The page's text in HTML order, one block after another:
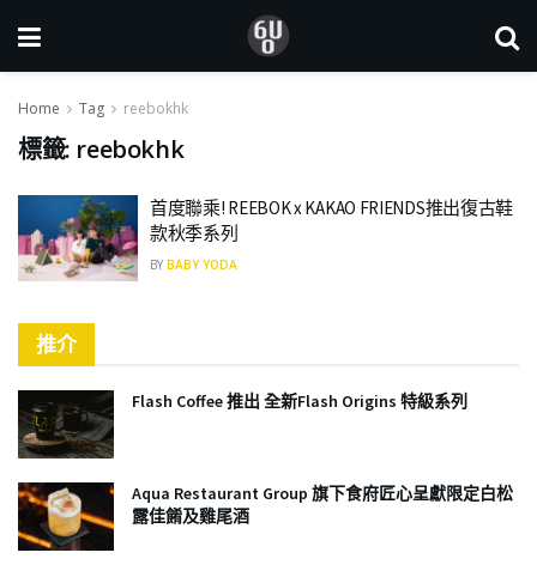
Home Tag reebokhk
標籤: reebokhk
首度聯乘! REEBOK x KAKAO FRIENDS推出復古鞋
款秋季系列
BY BABY YODA
推介
Flash Coffee 推出 全新Flash Origins 特級系列
Aqua Restaurant Group 旗下食府匠心呈獻限定白松
露佳餚及雞尾酒